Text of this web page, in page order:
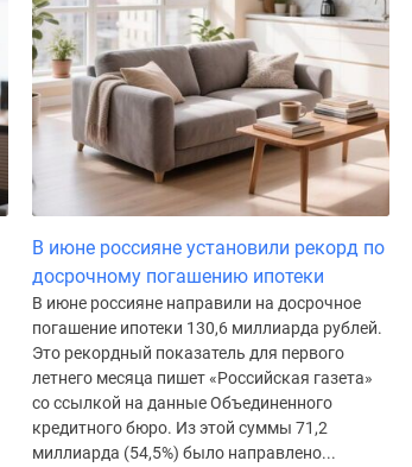
В июне россияне установили рекорд по
досрочному погашению ипотеки
В июне россияне направили на досрочное
погашение ипотеки 130,6 миллиарда рублей.
Это рекордный показатель для первого
летнего месяца пишет «Российская газета»
со ссылкой на данные Объединенного
кредитного бюро. Из этой суммы 71,2
миллиарда (54,5%) было направлено...